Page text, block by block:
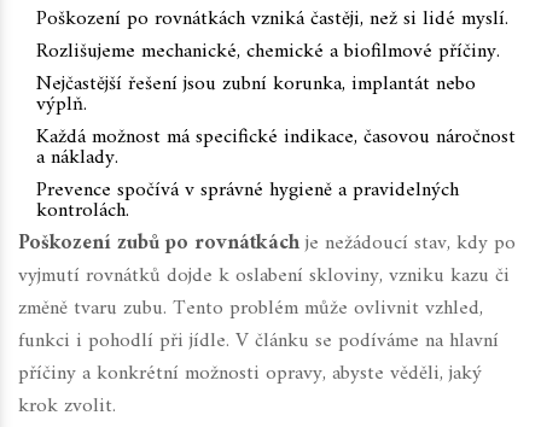
Poškození po rovnátkách vzniká častěji, než si lidé myslí.
Rozlišujeme mechanické, chemické a biofilmové příčiny.
Nejčastější řešení jsou zubní korunka, implantát nebo
výplň.
Každá možnost má specifické indikace, časovou náročnost
a náklady.
Prevence spočívá v správné hygieně a pravidelných
kontrolách.
Poškození zubů po rovnátkáchje nežádoucí stav, kdy po
vyjmutí rovnátků dojde k oslabení skloviny, vzniku kazu či
změně tvaru zubu. Tento problém může ovlivnit vzhled,
funkci i pohodlí při jídle. V článku se podíváme na hlavní
příčiny a konkrétní možnosti opravy, abyste věděli, jaký
krok zvolit.